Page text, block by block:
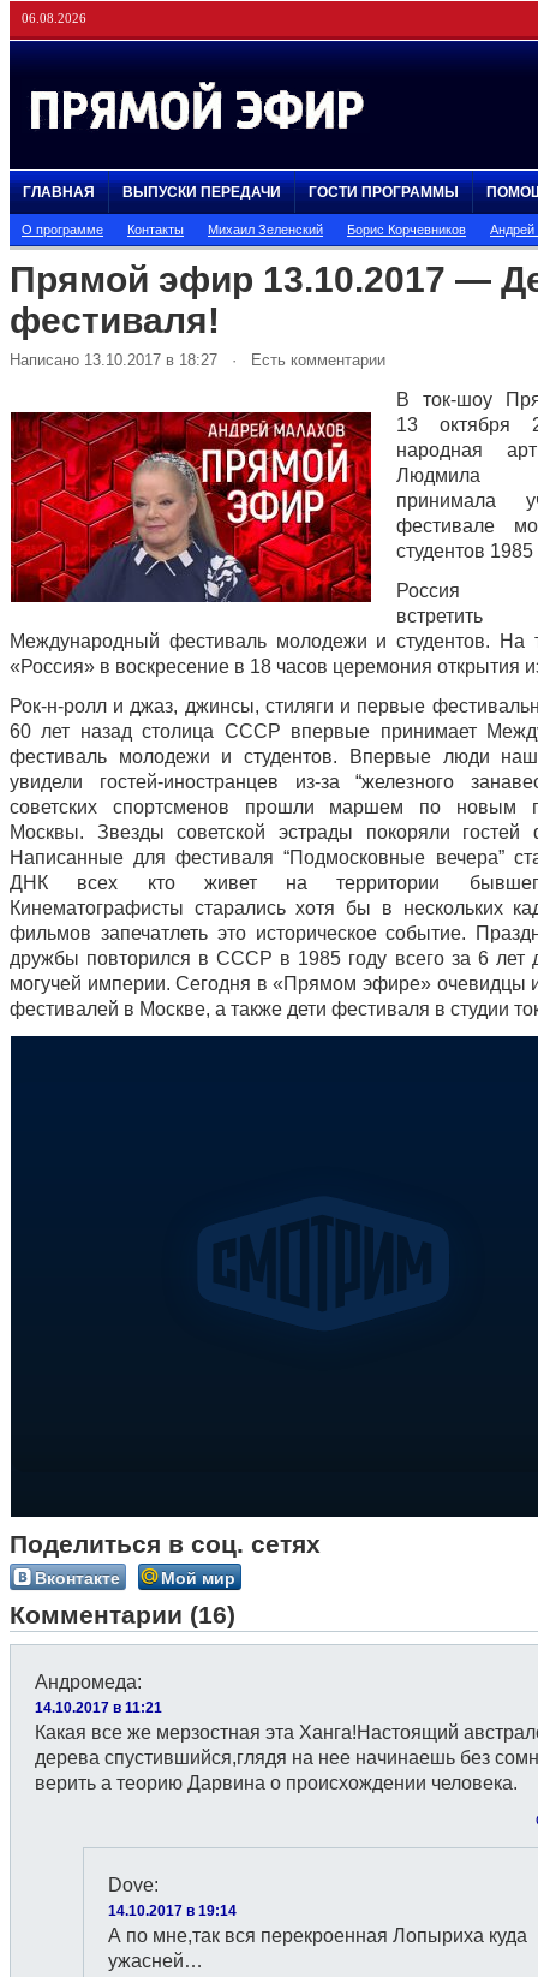
06.08.2026
ГЛАВНАЯ ВЫПУСКИ ПЕРЕДАЧИ ГОСТИ ПРОГРАММЫ
О программе Контакты Михаил Зеленский Борис Корчевников
Прямой эфир 13.10.2017 —
фестиваля!
Написано 13.10.2017 в 18:27 · Есть комментарии
В ток-шоу
13 октября
народная
Людмила
принимала
фестивале
студентов 1985
Россия
Международный фестиваль молодежи и студентов. На
«Россия» в воскресение в 18 часов церемония открытия
Рок-н-ролл и джаз, джинсы, стиляги и первые
60 лет назад столица СССР впервые принимает
фестиваль молодежи и студентов. Впервые люди
увидели гостей-иностранцев из-за “железного
советских спортсменов прошли маршем по новым
Москвы. Звезды советской эстрады покоряли гостей
Написанные для фестиваля “Подмосковные вечера”
ДНК всех кто живет на территории
Кинематографисты старались хотя бы в нескольких
фильмов запечатлеть это историческое событие.
дружбы повторился в СССР в 1985 году всего за 6 лет
могучей империи. Сегодня в «Прямом эфире» очевидцы
фестивалей в Москве, а также дети фестиваля в студии
Поделиться в соц. сетях
Вконтакте Мой мир
Комментарии (16)
Андромеда:
14.10.2017 в 11:21
Какая все же мерзостная эта Ханга!Настоящий
дерева спустившийся,глядя на нее начинаешь без
верить а теорию Дарвина о происхождении человека.
Dove:
14.10.2017 в 19:14
А по мне,так вся перекроенная Лопыриха куда
ужасней…